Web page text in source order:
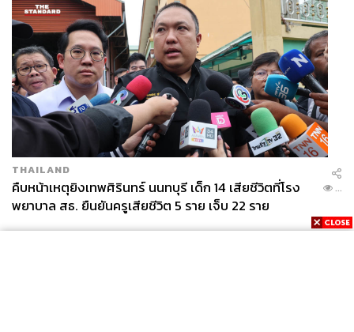
THAILAND
คืบหน้าเหตุยิงเทพศิรินทร์ นนทบุรี เด็ก 14 เสียชีวิตที่โรง
พยาบาล สธ. ยืนยันครูเสียชีวิต 5 ราย เจ็บ 22 ราย
...